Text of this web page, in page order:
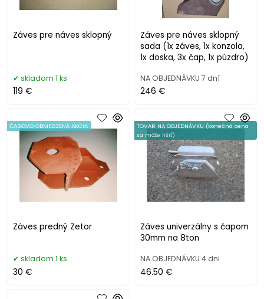
Záves pre náves sklopný
skladom 1 ks
119 €
Záves pre náves sklopný
sada (1x záves, 1x konzola,
1x doska, 3x čap, 1x púzdro)
NA OBJEDNÁVKU 7 dní
246 €
Záves predný Zetor
ČASOVO OBMEDZENÁ AKCIA
skladom 1 ks
30 €
Záves univerzálny s čapom
30mm na 8ton
TOVAR NA OBJEDNÁVKU (konečná cena
sa môže líšiť)
NA OBJEDNÁVKU 4 dni
46.50 €